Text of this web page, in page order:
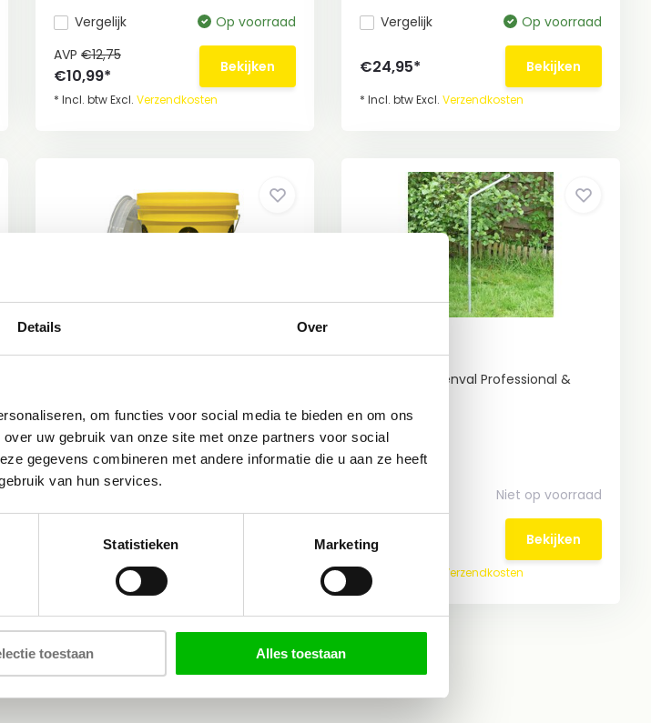
Details Over
om functies voor social media te bieden en om ons
uw gebruik van onze site met onze partners voor social
gegevens combineren met andere informatie die u aan ze heeft
van hun services.
Statistieken Marketing
toestaan Alles toestaan
Vergelijk
Op voorraad
AVP €12,75
€10,99* Bekijken
* Incl. btw Excl. Verzendkosten
Vergelijk Op voorraad
€24,95* Bekijken
* Incl. btw Excl.Verzendkosten
Vliegenval Professional vanaf
Vangt tot 3.000.000 vliegen
I...
€23,95*
* Incl. btw Excl.Verzendkosten
Opstelpaal
Voor de Vliegenval Professional &
Niet op voorraad
€19,95* Bekijken
* Incl. btw Excl. Verzendkosten